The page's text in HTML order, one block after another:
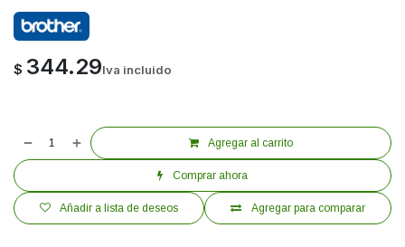
$ 344.29Iva incluido
Agregar al carrito
Comprar ahora
Agregar para comparar
Añadir a lista de deseos